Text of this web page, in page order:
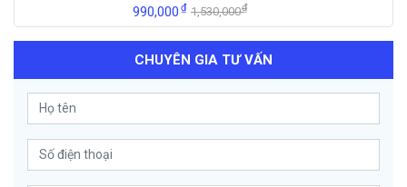
990,000₫ 1,530,000₫
CHUYÊN GIA TƯ VẤN